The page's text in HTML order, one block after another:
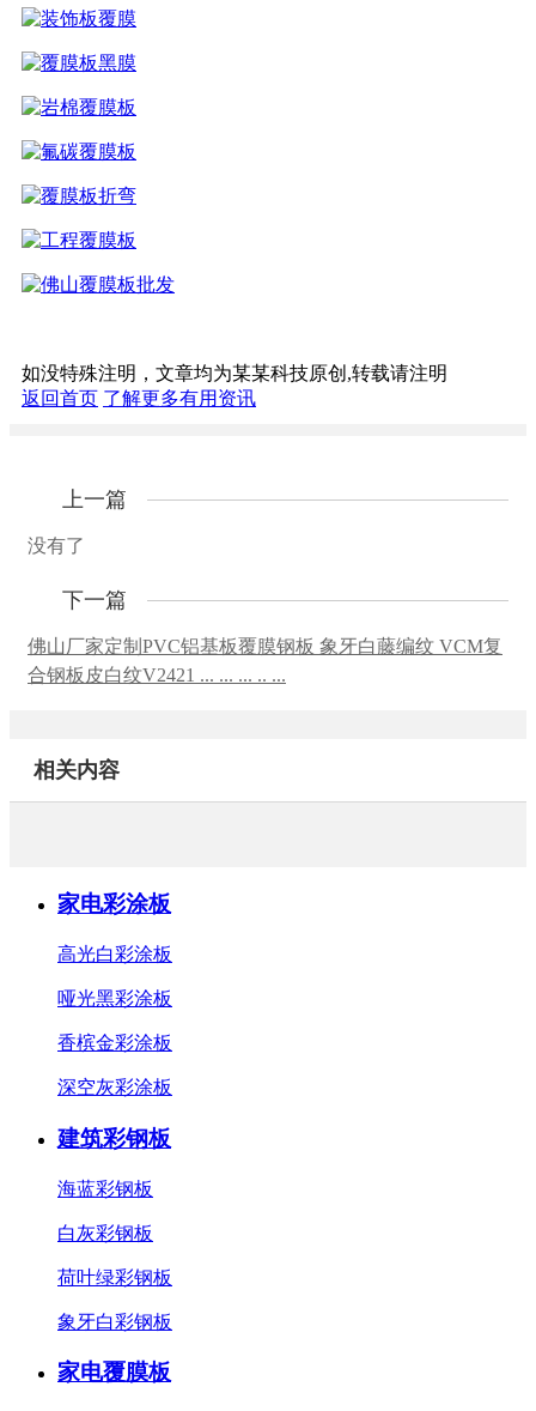
如没特殊注明，文章均为某某科技原创,转载请注明
返回首页 了解更多有用资讯
上一篇
没有了
下一篇
佛山厂家定制PVC铝基板覆膜钢板 象牙白藤编纹 VCM复
合钢板皮白纹V2421 ... ... ... .. ...
相关内容
家电彩涂板
高光白彩涂板
哑光黑彩涂板
香槟金彩涂板
深空灰彩涂板
建筑彩钢板
海蓝彩钢板
白灰彩钢板
荷叶绿彩钢板
象牙白彩钢板
家电覆膜板